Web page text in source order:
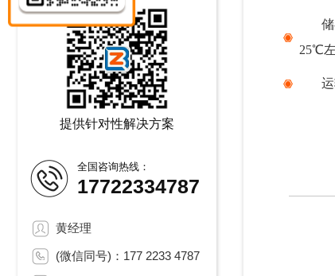
提供针对性解决方案
全国咨询热线：
17722334787
黄经理
(微信同号)：177 2233 4787
储
25℃
运